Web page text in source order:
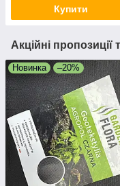
Купити
Акційні пропозиції
Новинка –20%